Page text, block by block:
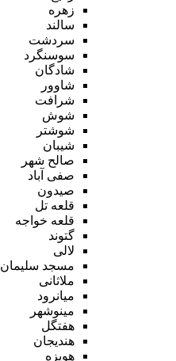
زهره
سالند
سردشت
سوسنگرد
شادگان
شاوور
شرافت
شوش
شوشتر
شیبان
صالح شهر
صفی آباد
صیدون
قلعه تل
قلعه خواجه
گتوند
لالی
مسجد سلیمان
ملاثانی
میانرود
مینوشهر
هفتگل
هندیجان
هویزه